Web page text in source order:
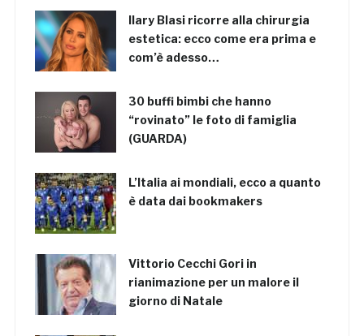
Ilary Blasi ricorre alla chirurgia
estetica: ecco come era prima e
com’è adesso…
30 buffi bimbi che hanno
“rovinato” le foto di famiglia
(GUARDA)
L’Italia ai mondiali, ecco a quanto
è data dai bookmakers
Vittorio Cecchi Gori in
rianimazione per un malore il
giorno di Natale